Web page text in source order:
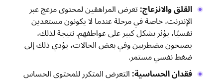
القلق والانزعاج:تعرض المراهقين لمحتوى مزعج عبر
الإنترنت، خاصة في مرحلة عندما لا يكونون مستعدين
نفسيًا، يؤثر بشكل كبير على عواطفهم. نتيجة لذلك،
يصبحون مضطربين وفي بعض الحالات، يؤدي ذلك إلى
ضغط نفسي مستمر.
فقدان الحساسية:التعرض المتكرر للمحتوى الحساس